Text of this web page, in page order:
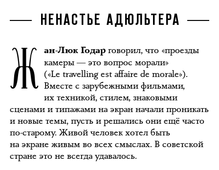
НЕНАСТЬЕ АДЮЛЬТЕРА
Ж ан-Люк Годар говорил, что «проезды
камеры ― это вопрос морали»
(«Le travelling est affaire de morale»).
Вместе с зарубежными фильмами,
их техникой, стилем, знаковыми
сценами и типажами на экран начали проникать
и новые темы, пусть и решались они ещё часто
по-старому. Живой человек хотел быть
на экране живым во всех смыслах. В советской
стране это не всегда удавалось.